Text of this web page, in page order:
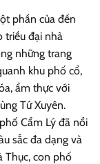
phần của đền
triều đại nhà
những trang
khu phố cổ,
ẩm thực với
Tứ Xuyên.
Cẩm Lý đã nổi
sắc đa dạng và
Thục, con phố